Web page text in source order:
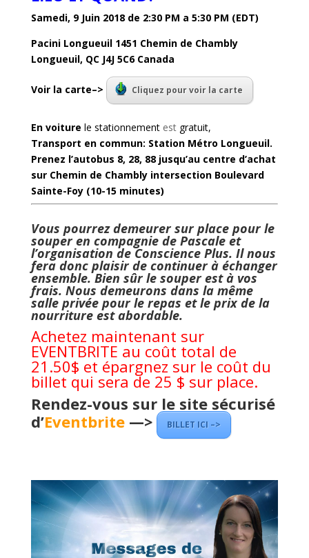
Samedi, 9 Juin 2018 de 2:30 PM a 5:30 PM (EDT)
Pacini Longueuil 1451 Chemin de Chambly
Longueuil, QC J4J 5C6 Canada
Voir la carte–> Cliquez pour voir la carte
En voiture le stationnementest gratuit,
Transport en commun: Station Métro Longueuil.
Prenez l’autobus 8, 28, 88 jusqu’au centre d’achat
sur Chemin de Chambly intersection Boulevard
Sainte-Foy (10-15 minutes)
Vous pourrez demeurer sur place pour le
souper en compagnie de Pascale et
l’organisation de Conscience Plus. Il nous
fera donc plaisir de continuer à échanger
ensemble. Bien sûr le souper est à vos
frais. Nous demeurons dans la même
salle privée pour le repas et le prix de la
nourriture est abordable.
Achetez maintenant sur
EVENTBRITE au coût total de
21.50$ et épargnez sur le coût du
billet qui sera de 25 $ sur place.
Rendez-vous sur le site sécurisé
d’Eventbrite—> BILLET ICI –>